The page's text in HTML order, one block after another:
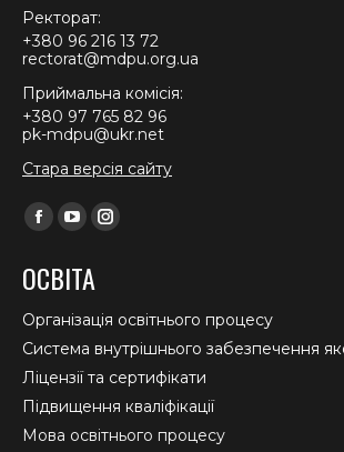
Ректорат:
+380 96 216 13 72
rectorat@mdpu.org.ua
Приймальна комісія:
+380 97 765 82 96
pk-mdpu@ukr.net
Стара версія сайту
Find us on:
Facebook
opens
in
new
window
YouTube
opens
in
new
window
Instagram
in
new
window
ОСВІТА
Організація освітнього процесу
Система внутрішнього забезпечення
Ліцензії та сертифікати
Підвищення кваліфікації
Мова освітнього процесу